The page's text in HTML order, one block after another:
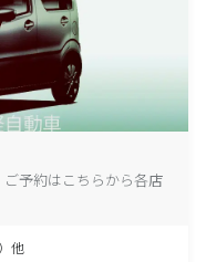
予約はこちらから各店
他